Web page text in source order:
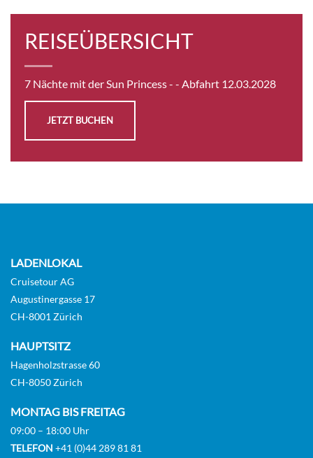
5 9 10 11 12 16 15 14 6
Innenkabine
Premium Ocean View-[O5]
REISEÜBERSICHT
7 Nächte mit der Sun Princess - - Abfahrt 12.03.2028
JETZT BUCHEN
LADENLOKAL
Cruisetour AG
Augustinergasse 17
CH-8001 Zürich
HAUPTSITZ
Hagenholzstrasse 60
CH-8050 Zürich
MONTAG BIS FREITAG
09:00 – 18:00 Uhr
TELEFON +41 (0)44 289 81 81